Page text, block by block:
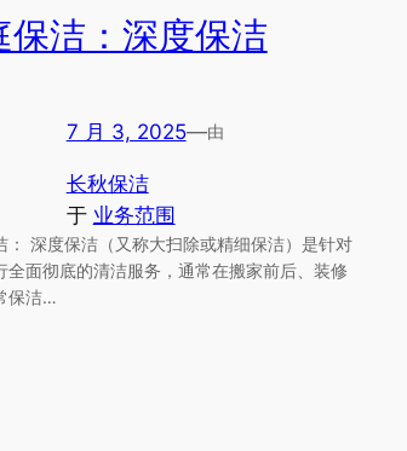
保洁：深度保洁
7 月 3, 2025—由
长秋保洁
于 业务范围
： 深度保洁（又称大扫除或精细保洁）是针对
全面彻底的清洁服务，通常在搬家前后、装修
保洁…